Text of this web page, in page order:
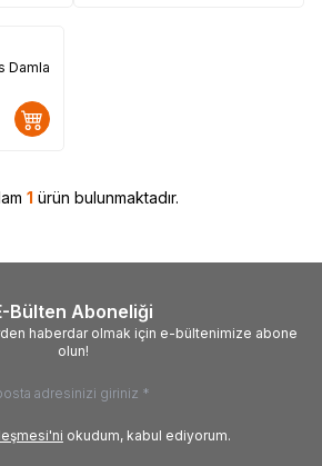
Damla
1 ürün bulunmaktadır.
Bülten Aboneliği
haberdar olmak için e-bültenimize abone
olun!
okudum, kabul ediyorum.